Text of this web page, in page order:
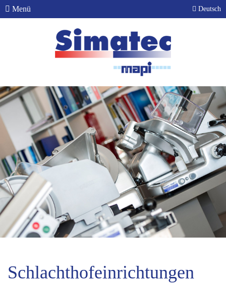
Menü Deutsch
Schlachthofeinrichtungen